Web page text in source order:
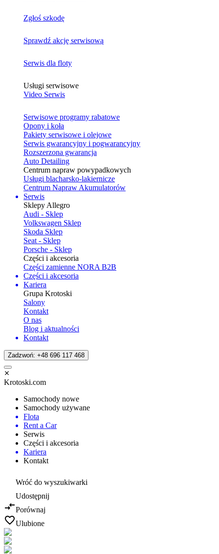
Zgłoś szkodę
Sprawdź akcję serwisową
Serwis dla floty
Usługi serwisowe
Video Serwis
Serwisowe programy rabatowe
Opony i koła
Pakiety serwisowe i olejowe
Serwis gwarancyjny i pogwarancyjny
Rozszerzona gwarancja
Auto Detailing
Centrum napraw powypadkowych
Usługi blacharsko-lakiernicze
Centrum Napraw Akumulatorów
Serwis
Sklepy Allegro
Audi - Sklep
Volkswagen Sklep
Skoda Sklep
Seat - Sklep
Porsche - Sklep
Części i akcesoria
Części zamienne NORA B2B
Części i akcesoria
Kariera
Grupa Krotoski
Salony
Kontakt
O nas
Blog i aktualności
Kontakt
Zadzwoń: +48 696 117 468
Krotoski.com
Samochody nowe
Samochody używane
Flota
Rent a Car
Serwis
Części i akcesoria
Kariera
Kontakt
Wróć do wyszukiwarki
Udostępnij
Porównaj
Ulubione